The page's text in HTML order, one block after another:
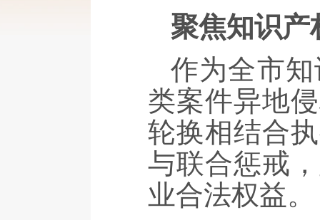
聚焦知识
作为全市
类案件异地
轮换相结合
与联合惩戒
业合法权益。